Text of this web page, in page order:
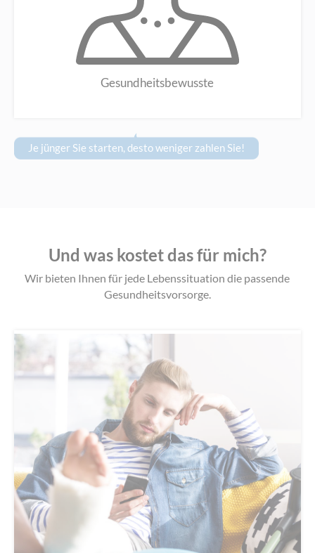
Gesundheitsbewusste
Je jünger Sie starten, desto weniger zahlen Sie!
Und was kostet das für mich?
Wir bieten Ihnen für jede Lebenssituation die passende
Gesundheitsvorsorge.